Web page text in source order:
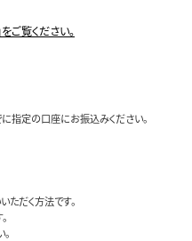
ご覧ください。
指定の口座にお振込みください。
だく方法です。